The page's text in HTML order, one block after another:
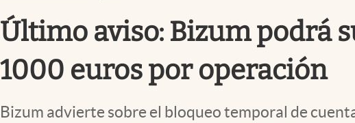
Último aviso: Bizum podrá
1000 euros por operación
Bizum advierte sobre el bloqueo temporal de